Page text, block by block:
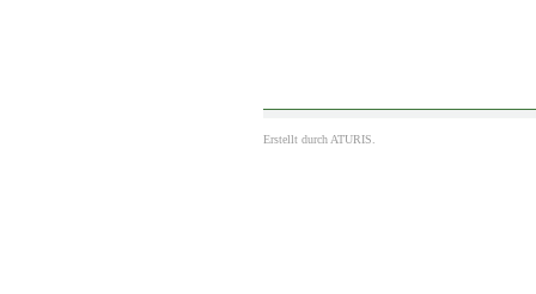
Erstellt durch ATURIS.